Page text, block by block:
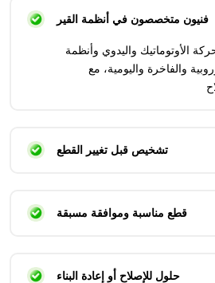
فنيون متخصصون في أنظمة القير
الأوتوماتيك واليدوي وأنظمة
والفاخرة واليومية، مع
تشخيص قبل تغيير القطع
قطع مناسبة وموافقة مسبقة
حلول للإصلاح أو إعادة البناء